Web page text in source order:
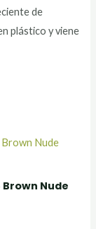
de
plástico y viene
Brown Nude